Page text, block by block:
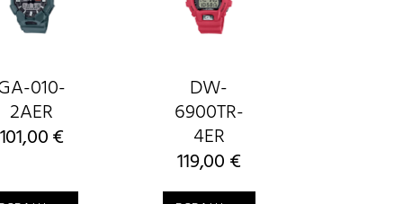
010-
2AER
101,00€
DW-
6900TR-
4ER
119,00 €